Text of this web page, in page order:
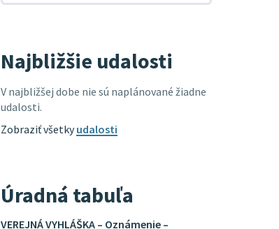
Najbližšie udalosti
V najbližšej dobe nie sú naplánované žiadne
udalosti.
Zobraziť všetkyudalosti
Úradná tabuľa
VEREJNÁ VYHLÁŠKA – Oznámenie –